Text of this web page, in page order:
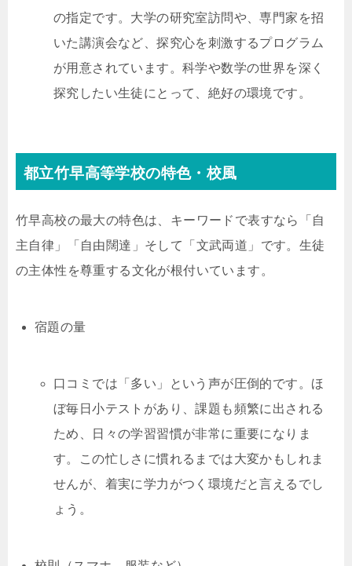
の指定です。大学の研究室訪問や、専門家を招
いた講演会など、探究心を刺激するプログラム
が用意されています。科学や数学の世界を深く
探究したい生徒にとって、絶好の環境です。
都立竹早高等学校の特色・校風
竹早高校の最大の特色は、キーワードで表すなら「自
主自律」「自由闊達」そして「文武両道」です。生徒
の主体性を尊重する文化が根付いています。
宿題の量
口コミでは「多い」という声が圧倒的です。ほ
ぼ毎日小テストがあり、課題も頻繁に出される
ため、日々の学習習慣が非常に重要になりま
す。この忙しさに慣れるまでは大変かもしれま
せんが、着実に学力がつく環境だと言えるでし
ょう。